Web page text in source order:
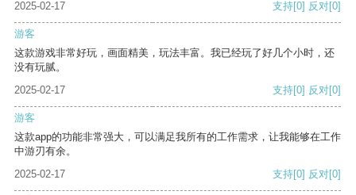
2025-02-17
支持[0] 反对[0]
游客
这款游戏非常好玩，画面精美，玩法丰富。我已经玩了好几个小时，还
没有玩腻。
2025-02-17
支持[0] 反对[0]
游客
这款app的功能非常强大，可以满足我所有的工作需求，让我能够在工作
中游刃有余。
2025-02-17
支持[0] 反对[0]